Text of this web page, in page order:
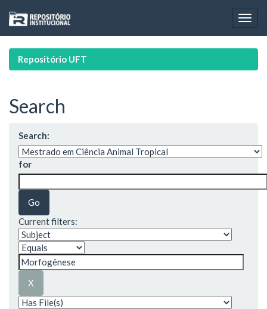
navigation
Repositório UFT
Search
Search:
for
Current filters: